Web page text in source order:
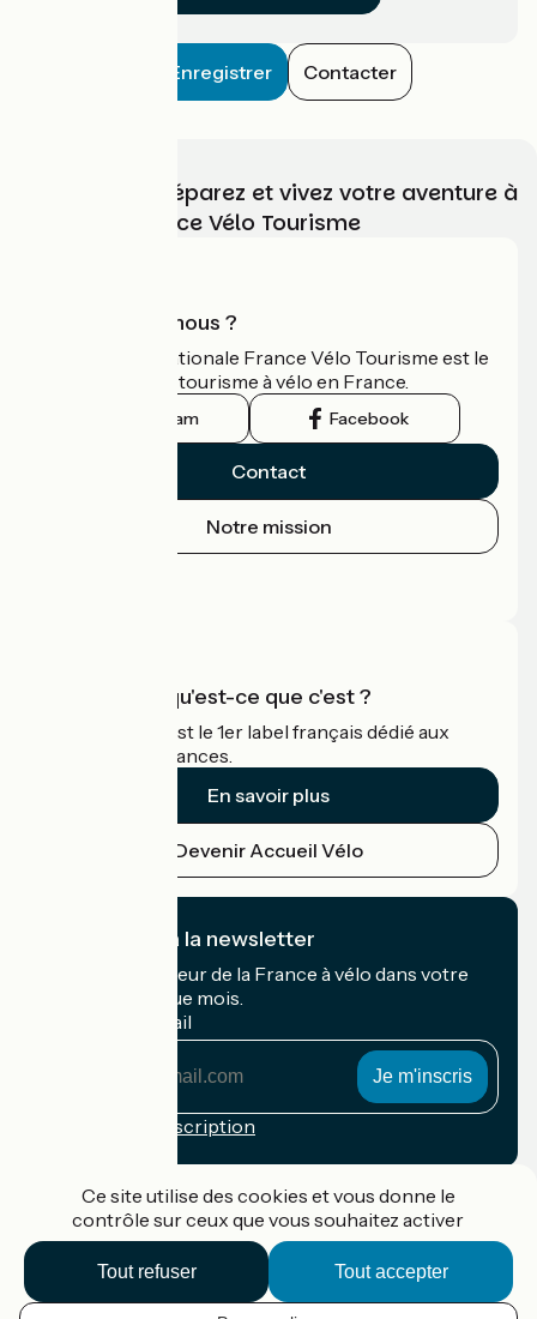
Enregistrer Contacter
Choisissez, préparez et vivez votre aventure à
vélo avec France Vélo Tourisme
Qui sommes-nous ?
L'association nationale France Vélo Tourisme est le
guide officiel du tourisme à vélo en France.
Instagram Facebook
Contact
Notre mission
Accueil Vélo qu'est-ce que c'est ?
Accueil Vélo c'est le 1er label français dédié aux
cyclistes en vacances.
En savoir plus
Devenir Accueil Vélo
Je m'abonne à la newsletter
Recevez le meilleur de la France à vélo dans votre
boîte mail chaque mois.
Mon adresse mail
Conditions d'inscription
Accueil Vélo Pro
Contact
Ce site utilise des cookies et vous donne le
contrôle sur ceux que vous souhaitez activer
Tout accepter
Tout refuser